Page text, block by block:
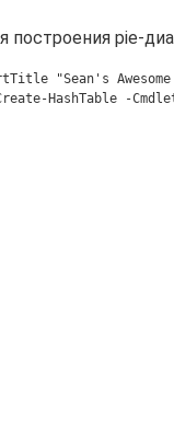
построения pie-
"Sean's Awesome
HashTable -